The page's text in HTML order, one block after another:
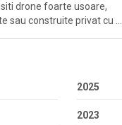
drone foarte usoare,
sau construite privat cu …
2025
2023